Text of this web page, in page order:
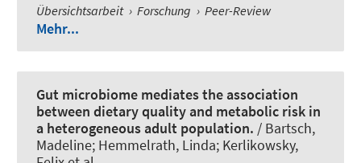
Übersichtsarbeit › Forschung › Peer-Review
Mehr...
Gut microbiome mediates the association
between dietary quality and metabolic risk in
a heterogeneous adult population. / Bartsch,
Madeline; Hemmelrath, Linda; Kerlikowsky,